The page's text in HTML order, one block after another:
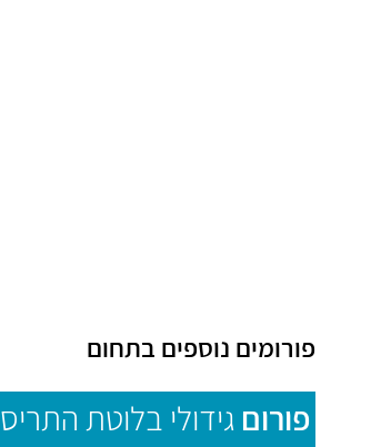
פורומים נוספים בתחום
פורום גידולי בלוטת התריס